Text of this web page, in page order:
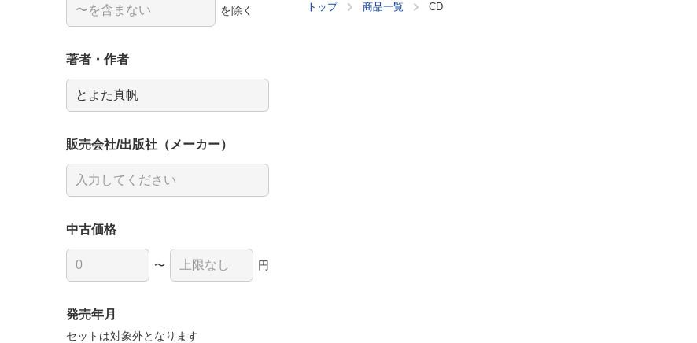
トップ 商品一覧 CD
を除く
著者・作者
販売会社/出版社（メーカー）
中古価格
〜 円
発売年月
セットは対象外となります